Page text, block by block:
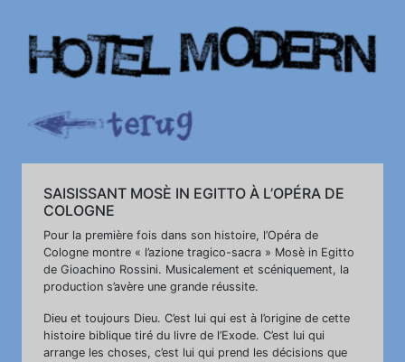
SAISISSANT MOSÈ IN EGITTO À L’OPÉRA DE
COLOGNE
Pour la première fois dans son histoire, l’Opéra de
Cologne montre « l’azione tragico-sacra » Mosè in Egitto
de Gioachino Rossini. Musicalement et scéniquement, la
production s’avère une grande réussite.
Dieu et toujours Dieu. C’est lui qui est à l’origine de cette
histoire biblique tiré du livre de l’Exode. C’est lui qui
arrange les choses, c’est lui qui prend les décisions que